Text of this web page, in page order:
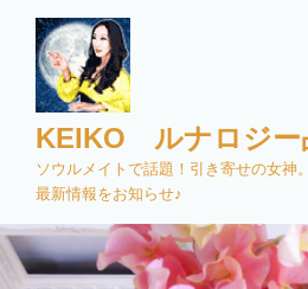
ッ
KEIKO ルナロジー
ソウルメイトで話題！引き寄せの女神
最新情報をお知らせ♪